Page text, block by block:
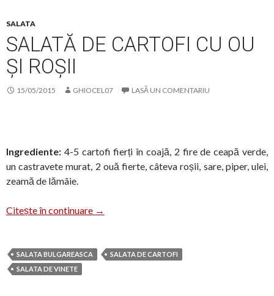
SALATA
SALATĂ DE CARTOFI CU OU
ȘI ROȘII
15/05/2015 GHIOCEL07 LASĂ UN COMENTARIU
Ingrediente: 4-5 cartofi fierți în coajă, 2 fire de ceapă verde,
un castravete murat, 2 ouă fierte, câteva roșii, sare, piper, ulei,
zeamă de lămâie.
Citește în continuare Salată de cartofi cu ou și roșii
→
SALATA BULGAREASCA
SALATA DE CARTOFI
SALATA DE VINETE